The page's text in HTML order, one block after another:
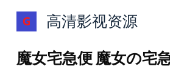
跳
过
容
高清影视资源
魔女宅急便 魔女の宅